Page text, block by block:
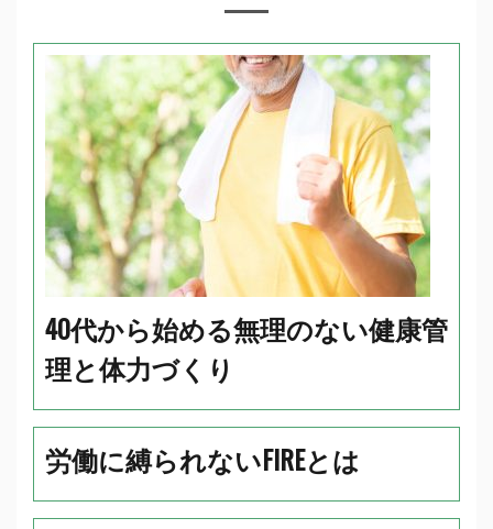
シ
40代から始める無理のない健康管
理と体力づくり
労働に縛られないFIREとは